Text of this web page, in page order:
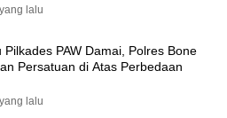
lalu
Pilkades PAW Damai, Polres Bone
Persatuan di Atas Perbedaan
lalu